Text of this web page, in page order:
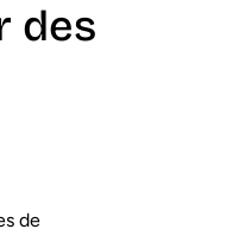
des
de